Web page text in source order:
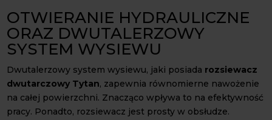
OTWIERANIE HYDRAULICZNE
ORAZ DWUTALERZOWY
SYSTEM WYSIEWU
Dwutalerzowy system wysiewu, jaki posiada rozsiewacz
dwutarczowy Tytan, zapewnia równomierne nawożenie
na całej powierzchni. Znacząco wpływa to na efektywność
pracy. Ponadto, rozsiewacz jest prosty w obsłudze.